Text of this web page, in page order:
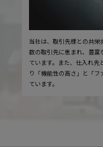
当社は、取引先様との共
数の取引先に恵まれ、豊富
ています。また、仕入れ先
り「機能性の高さ」と「
ています。